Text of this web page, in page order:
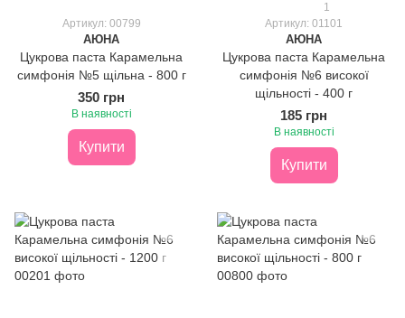
Артикул: 00799
АЮНА
Цукрова паста Карамельна
симфонія №5 щільна - 800 г
350 грн
В наявності
Купити
1
Артикул: 01101
АЮНА
Цукрова паста Карамельна
симфонія №6 високої
щільності - 400 г
185 грн
В наявності
Купити